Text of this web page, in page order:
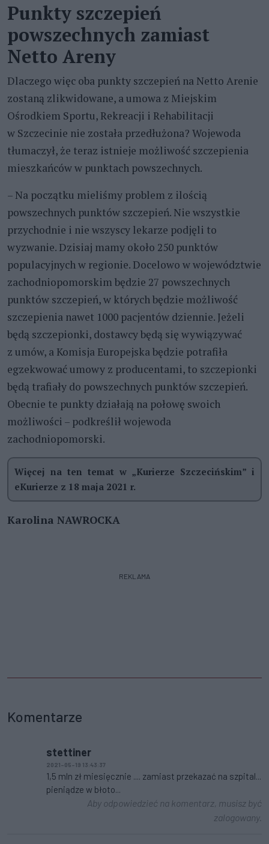
Punkty szczepień
powszechnych zamiast
Netto Areny
Dlaczego więc oba punkty szczepień na Netto Arenie
zostaną zlikwidowane, a umowa z Miejskim
Ośrodkiem Sportu, Rekreacji i Rehabilitacji
w Szczecinie nie została przedłużona? Wojewoda
tłumaczył, że teraz istnieje możliwość szczepienia
mieszkańców w punktach powszechnych.
– Na początku mieliśmy problem z ilością
powszechnych punktów szczepień. Nie wszystkie
przychodnie i nie wszyscy lekarze podjęli to
wyzwanie. Dzisiaj mamy około 250 punktów
populacyjnych w regionie. Docelowo w województwie
zachodniopomorskim będzie 27 powszechnych
punktów szczepień, w których będzie możliwość
szczepienia nawet 1000 pacjentów dziennie. Jeżeli
będą szczepionki, dostawcy będą się wywiązywać
z umów, a Komisja Europejska będzie potrafiła
egzekwować umowy z producentami, to szczepionki
będą trafiały do powszechnych punktów szczepień.
Obecnie te punkty działają na połowę swoich
możliwości – podkreślił wojewoda
zachodniopomorski.
Więcej na ten temat w „Kurierze Szczecińskim” i
eKurierze z 18 maja 2021 r.
Karolina NAWROCKA
REKLAMA
Komentarze
stettiner
2021-05-19 13:43:37
1,5 mln zł miesięcznie .... zamiast przekazać na szpital...
pieniądze w błoto...
Aby odpowiedzieć na komentarz, musisz być
zalogowany.